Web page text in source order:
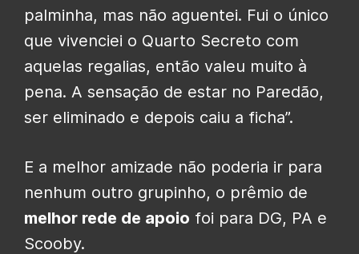
palminha, mas não aguentei. Fui o único
que vivenciei o Quarto Secreto com
aquelas regalias, então valeu muito à
pena. A sensação de estar no Paredão,
ser eliminado e depois caiu a ficha”.
E a melhor amizade não poderia ir para
nenhum outro grupinho, o prêmio de
melhor rede de apoio foi para DG, PA e
Scooby.